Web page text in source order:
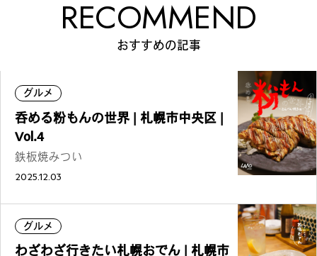
RECOMMEND
おすすめの記事
グルメ
呑める粉もんの世界 | 札幌市中央区 |
Vol.4
鉄板焼みつい
2025.12.03
グルメ
わざわざ行きたい札幌おでん | 札幌市